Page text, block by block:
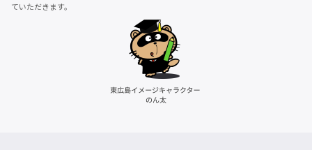
ていただきます。